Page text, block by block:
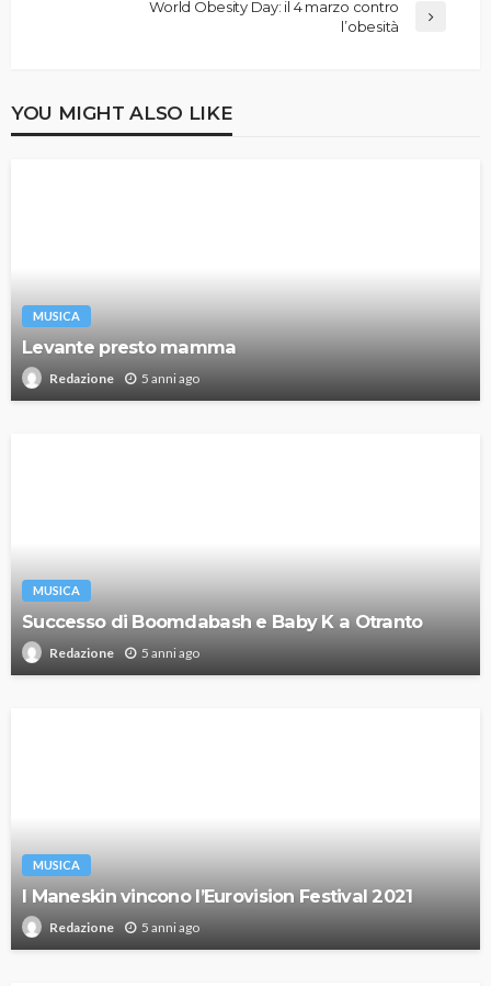
World Obesity Day: il 4 marzo contro
l’obesità
YOU MIGHT ALSO LIKE
MUSICA
Levante presto mamma
Redazione 5 anni ago
MUSICA
Successo di Boomdabash e Baby K a Otranto
Redazione 5 anni ago
MUSICA
I Maneskin vincono l’Eurovision Festival 2021
Redazione 5 anni ago